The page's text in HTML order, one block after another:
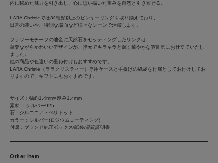
内に秘めた魅力を引き出し、心に思い描いた望みを自然と引き寄せる。
LARA Christieでは30種類以上のピンキーリングを取り揃えており、
日常の装いや、特別な場面など様々なシーンで活躍します。
フラワーモチーフの地金に天然石をセッティングしたリングは、
華奢ながらかわいいデザインが、指元でキラキラと輝く華やかな雰囲気にお仕立ていたし
ました。
他の商品や色違いの重ね付けもおすすめです。
LARA Christie（ララクリスティー）専用ケースと手提げの紙袋を付属としてお付けしてお
りますので、ギフトにもおすすめです。
サイズ：幅約1.4mm×厚み1.4mm
素材 ：シルバー925
石：ジルコニア・ペリドット
カラー：シルバー(ロジウムコーティング)
付属：ブランド純正ボックス/紙袋/品質証明書
Other item